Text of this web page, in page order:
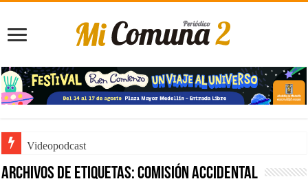
Videopodcast
Archivos de etiquetas:comisión accidental